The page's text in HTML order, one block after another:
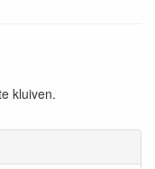
kluiven.